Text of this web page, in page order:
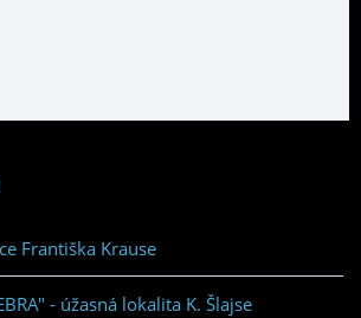
Františka Krause
- úžasná lokalita K. Šlajse